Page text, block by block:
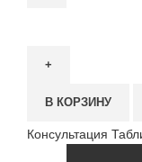
Бюстгальтер
формованной
В КОРЗИНУ
Консультация